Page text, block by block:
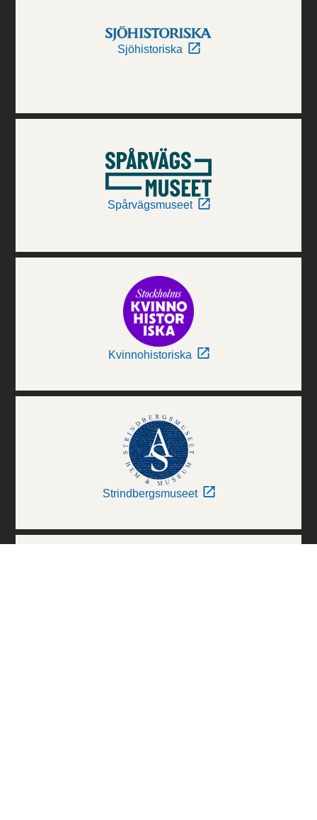
Sjöhistoriska
Spårvägsmuseet
Kvinnohistoriska
Strindbergsmuseet